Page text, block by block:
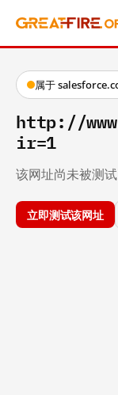
属于
http://
ir=1
该网址尚未被测试
立即测试该网址